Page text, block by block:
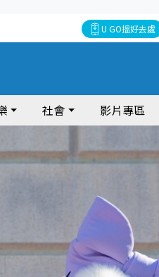
U GO搵好去處
社會 影片專區